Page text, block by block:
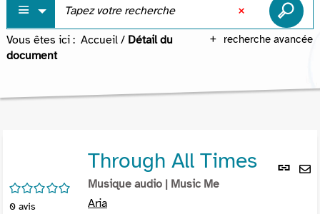
recherche avancée
Vous êtes ici : Accueil / Détail du
document
Lien
/5
0 avis
Through All Times
Musique audio | Music Me
Aria